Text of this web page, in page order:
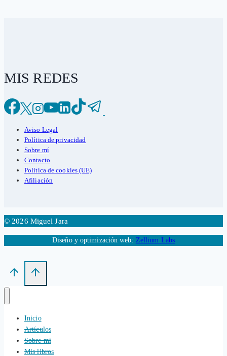
MIS REDES
Aviso Legal
Política de privacidad
Sobre mí
Contacto
Política de cookies (UE)
Afiliación
© 2026 Miguel Jara
Diseño y optimización web: Zellium Labs
Inicio
Artículos
Sobre mí
Mis libros